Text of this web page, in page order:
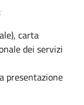
carta
dei servizi
presentazione